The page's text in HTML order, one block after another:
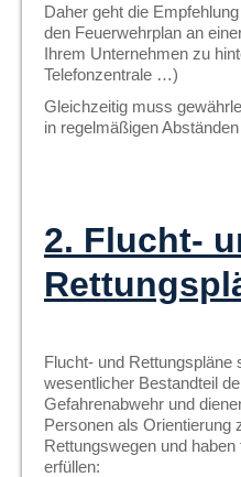
Daher geht die
den Feuerwehrplan an
Ihrem Unternehmen zu
Telefonzentrale …)
Gleichzeitig muss
in regelmäßigen
2. Flucht-
Flucht- und Rettungspläne
wesentlicher Bestandteil
Gefahrenabwehr und
Personen als Orientierung
Rettungswegen und
erfüllen: